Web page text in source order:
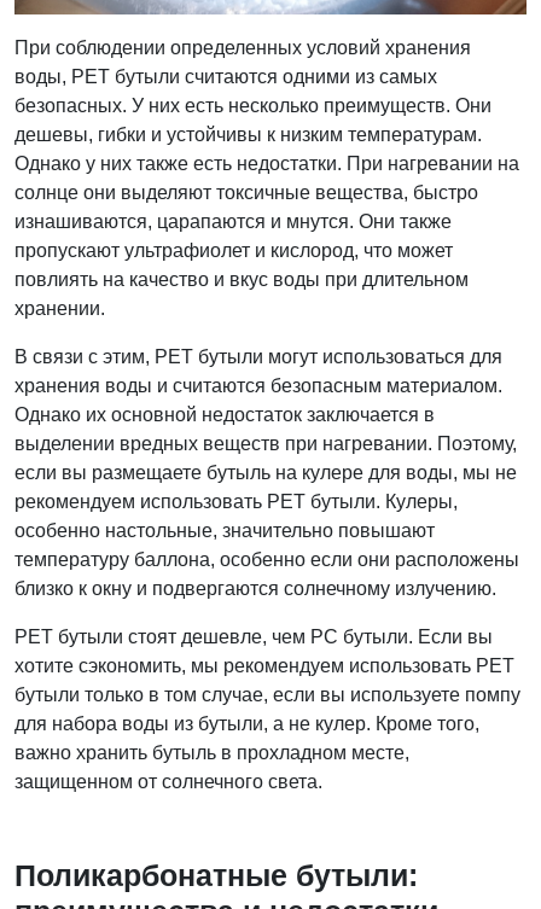
При соблюдении определенных условий хранения
воды, PET бутыли считаются одними из самых
безопасных. У них есть несколько преимуществ. Они
дешевы, гибки и устойчивы к низким температурам.
Однако у них также есть недостатки. При нагревании на
солнце они выделяют токсичные вещества, быстро
изнашиваются, царапаются и мнутся. Они также
пропускают ультрафиолет и кислород, что может
повлиять на качество и вкус воды при длительном
хранении.
В связи с этим, PET бутыли могут использоваться для
хранения воды и считаются безопасным материалом.
Однако их основной недостаток заключается в
выделении вредных веществ при нагревании. Поэтому,
если вы размещаете бутыль на кулере для воды, мы не
рекомендуем использовать PET бутыли. Кулеры,
особенно настольные, значительно повышают
температуру баллона, особенно если они расположены
близко к окну и подвергаются солнечному излучению.
PET бутыли стоят дешевле, чем PC бутыли. Если вы
хотите сэкономить, мы рекомендуем использовать PET
бутыли только в том случае, если вы используете помпу
для набора воды из бутыли, а не кулер. Кроме того,
важно хранить бутыль в прохладном месте,
защищенном от солнечного света.
Поликарбонатные бутыли: